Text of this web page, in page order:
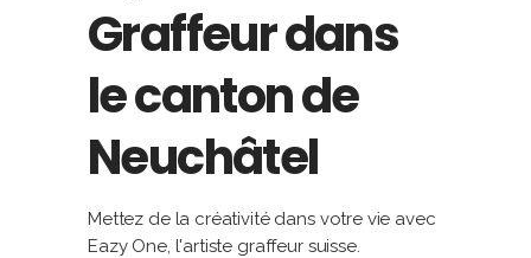
Graffeur dans
le canton de
Neuchâtel
Mettez de la créativité dans votre vie avec
Eazy One, l'artiste graffeur suisse.